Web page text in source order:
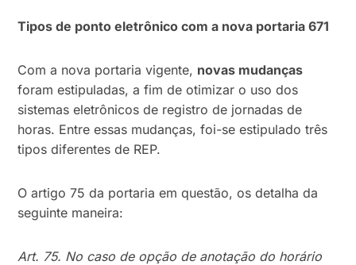
Tipos de ponto eletrônico com a nova portaria 671
Com a nova portaria vigente, novas mudanças
foram estipuladas, a fim de otimizar o uso dos
sistemas eletrônicos de registro de jornadas de
horas. Entre essas mudanças, foi-se estipulado três
tipos diferentes de REP.
O artigo 75 da portaria em questão, os detalha da
seguinte maneira:
Art. 75. No caso de opção de anotação do horário